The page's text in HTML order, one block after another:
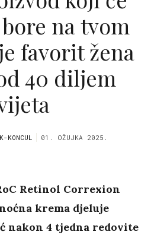
na tvom
favorit žena
40 diljem
KONCUL 01. OŽUJKA 2025.
Retinol Correxion
krema djeluje
nakon 4 tjedna redovite